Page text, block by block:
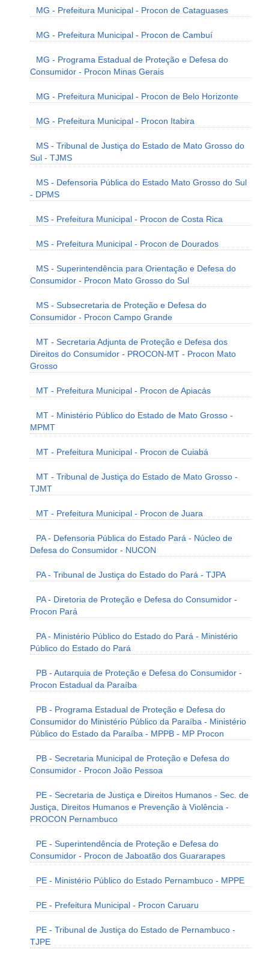
MG - Prefeitura Municipal - Procon de Cataguases
MG - Prefeitura Municipal - Procon de Cambuí
MG - Programa Estadual de Proteção e Defesa do
Consumidor - Procon Minas Gerais
MG - Prefeitura Municipal - Procon de Belo Horizonte
MG - Prefeitura Municipal - Procon Itabira
MS - Tribunal de Justiça do Estado de Mato Grosso do
Sul - TJMS
MS - Defensoria Pública do Estado Mato Grosso do Sul
- DPMS
MS - Prefeitura Municipal - Procon de Costa Rica
MS - Prefeitura Municipal - Procon de Dourados
MS - Superintendência para Orientação e Defesa do
Consumidor - Procon Mato Grosso do Sul
MS - Subsecretaria de Proteção e Defesa do
Consumidor - Procon Campo Grande
MT - Secretaria Adjunta de Proteção e Defesa dos
Direitos do Consumidor - PROCON-MT - Procon Mato
Grosso
MT - Prefeitura Municipal - Procon de Apiacás
MT - Ministério Público do Estado de Mato Grosso -
MPMT
MT - Prefeitura Municipal - Procon de Cuiabá
MT - Tribunal de Justiça do Estado de Mato Grosso -
TJMT
MT - Prefeitura Municipal - Procon de Juara
PA - Defensoria Pública do Estado Pará - Núcleo de
Defesa do Consumidor - NUCON
PA - Tribunal de Justiça do Estado do Pará - TJPA
PA - Diretoria de Proteção e Defesa do Consumidor -
Procon Pará
PA - Ministério Público do Estado do Pará - Ministério
Público do Estado do Pará
PB - Autarquia de Proteção e Defesa do Consumidor -
Procon Estadual da Paraíba
PB - Programa Estadual de Proteção e Defesa do
Consumidor do Ministério Público da Paraíba - Ministério
Público do Estado da Paraíba - MPPB - MP Procon
PB - Secretaria Municipal de Proteção e Defesa do
Consumidor - Procon João Pessoa
PE - Secretaria de Justiça e Direitos Humanos - Sec. de
Justiça, Direitos Humanos e Prevenção à Violência -
PROCON Pernambuco
PE - Superintendência de Proteção e Defesa do
Consumidor - Procon de Jaboatão dos Guararapes
PE - Ministério Público do Estado Pernambuco - MPPE
PE - Prefeitura Municipal - Procon Caruaru
PE - Tribunal de Justiça do Estado de Pernambuco -
TJPE